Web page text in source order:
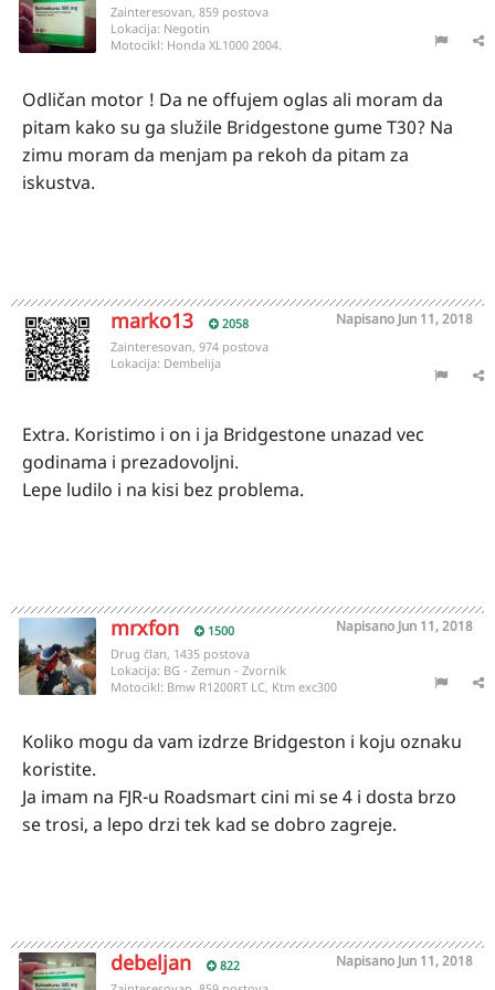
Zainteresovan, 859 postova
Lokacija: Negotin
Motocikl: Honda XL1000 2004.
Odličan motor ! Da ne offujem oglas ali moram da
pitam kako su ga služile Bridgestone gume T30? Na
zimu moram da menjam pa rekoh da pitam za
iskustva.
marko13 2058 Napisano Jun 11, 2018
Zainteresovan, 974 postova
Lokacija: Dembelija
Extra. Koristimo i on i ja Bridgestone unazad vec
godinama i prezadovoljni.
Lepe ludilo i na kisi bez problema.
mrxfon 1500 Napisano Jun 11, 2018
Drug član, 1435 postova
Lokacija: BG - Zemun - Zvornik
Motocikl: Bmw R1200RT LC, Ktm exc300
Koliko mogu da vam izdrze Bridgeston i koju oznaku
koristite.
Ja imam na FJR-u Roadsmart cini mi se 4 i dosta brzo
se trosi, a lepo drzi tek kad se dobro zagreje.
debeljan 822 Napisano Jun 11, 2018